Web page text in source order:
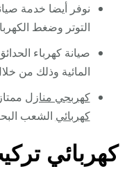
نوفر أيضا خدمة
التوتر وضغط
صيانة كهرباء
المائية وذلك من
كهربجي منازل
كهربائي الشعب
كهربائي